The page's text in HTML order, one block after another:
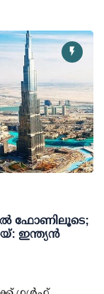
ഫോണിലൂടെ;
ഇന്ത്യൻ